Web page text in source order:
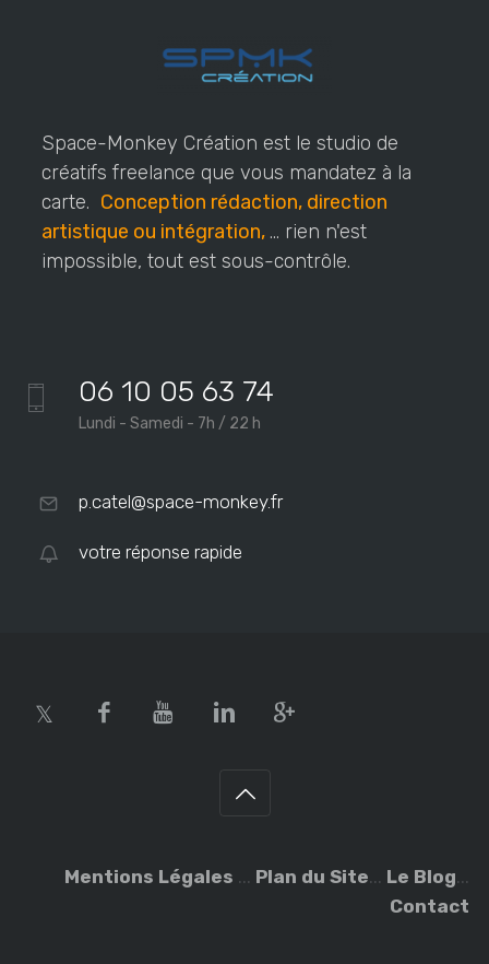
Space-Monkey Création est le studio de
créatifs freelance que vous mandatez à la
carte. Conception rédaction, direction
artistique ou intégration, ... rien n'est
impossible, tout est sous-contrôle.
06 10 05 63 74
Lundi - Samedi - 7h / 22 h
p.catel@space-monkey.fr
votre réponse rapide
Mentions Légales ... Plan du Site... Le Blog...
Contact